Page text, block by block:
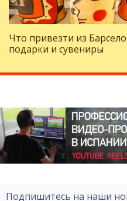
Что привезти из
подарки и сувениры
Подпишитесь на наши